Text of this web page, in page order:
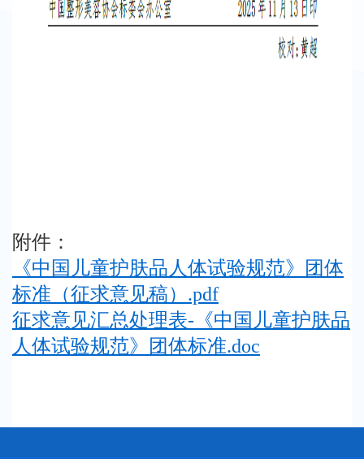
附件：
《中国儿童护肤品人体试验规范》团体
标准（征求意见稿）.pdf
征求意见汇总处理表-《中国儿童护肤品
人体试验规范》团体标准.doc